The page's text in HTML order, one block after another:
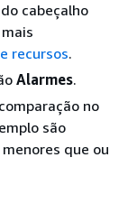
cabeçalho
recursos.
Alarmes.
no
são
que ou